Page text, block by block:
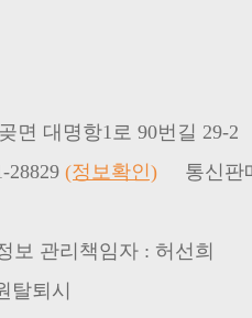
면 대명항1로 90번길 29-2
28829 (정보확인) 통신판
관리책임자 : 허선희
탈퇴시